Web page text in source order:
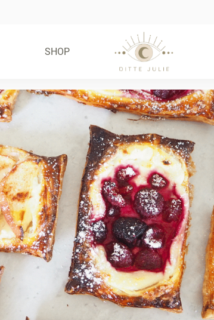
SHOP
FRIE FRISTELSER –
GLUTENFRIE BOLLER
(E-BOG)
55,00KR.
KØB